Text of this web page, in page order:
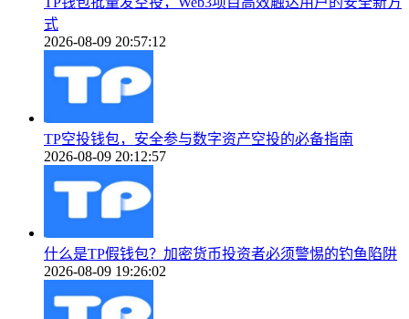
式
2026-08-09 20:57:12
TP空投钱包，安全参与数字资产空投的必备指南
2026-08-09 20:12:57
什么是TP假钱包？加密货币投资者必须警惕的钓鱼陷阱
2026-08-09 19:26:02